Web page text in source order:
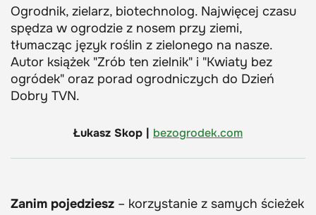
Ogrodnik, zielarz, biotechnolog. Najwięcej czasu
spędza w ogrodzie z nosem przy ziemi,
tłumacząc język roślin z zielonego na nasze.
Autor książek "Zrób ten zielnik" i "Kwiaty bez
ogródek" oraz porad ogrodniczych do Dzień
Dobry TVN.
Łukasz Skop | bezogrodek.com
Zanim pojedziesz – korzystanie z samych ścieżek